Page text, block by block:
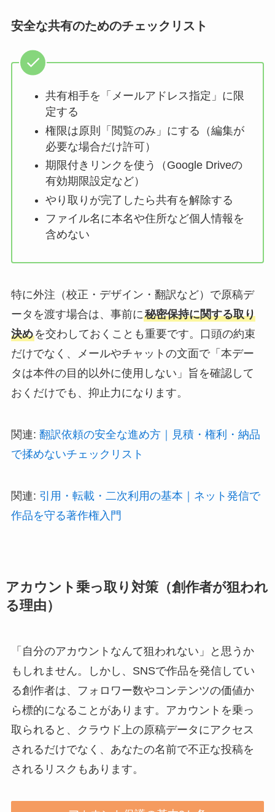
安全な共有のためのチェックリスト
共有相手を「メールアドレス指定」に限
定する
権限は原則「閲覧のみ」にする（編集が
必要な場合だけ許可）
期限付きリンクを使う（Google Driveの
有効期限設定など）
やり取りが完了したら共有を解除する
ファイル名に本名や住所など個人情報を
含めない
特に外注（校正・デザイン・翻訳など）で原稿デ
ータを渡す場合は、事前に秘密保持に関する取り
決めを交わしておくことも重要です。口頭の約束
だけでなく、メールやチャットの文面で「本デー
タは本件の目的以外に使用しない」旨を確認して
おくだけでも、抑止力になります。
関連: 翻訳依頼の安全な進め方｜見積・権利・納品
で揉めないチェックリスト
関連: 引用・転載・二次利用の基本｜ネット発信で
作品を守る著作権入門
アカウント乗っ取り対策（創作者が狙われ
る理由）
「自分のアカウントなんて狙われない」と思うか
もしれません。しかし、SNSで作品を発信してい
る創作者は、フォロワー数やコンテンツの価値か
ら標的になることがあります。アカウントを乗っ
取られると、クラウド上の原稿データにアクセス
されるだけでなく、あなたの名前で不正な投稿を
されるリスクもあります。